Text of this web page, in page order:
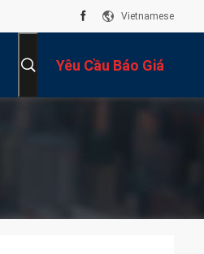
Vietnamese
Yêu Cầu Báo Giá